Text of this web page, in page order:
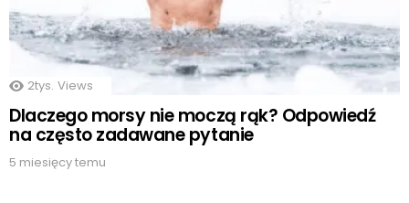
2tys. Views
Dlaczego morsy nie moczą rąk? Odpowiedź
na często zadawane pytanie
5 miesięcy temu